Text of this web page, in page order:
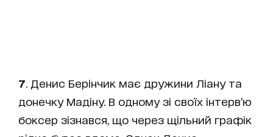
7 . Денис Берінчик має дружини Ліану та
донечку Мадіну. В одному зі своїх інтерв’ю
боксер зізнався, що через щільний графік